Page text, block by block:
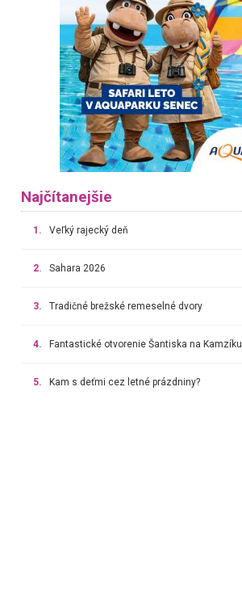
Najčítanejšie
1. Veľký rajecký deň
2. Sahara 2026
3. Tradičné brežské remeselné dvory
4. Fantastické otvorenie Šantiska na Kamzíku
5. Kam s deťmi cez letné prázdniny?